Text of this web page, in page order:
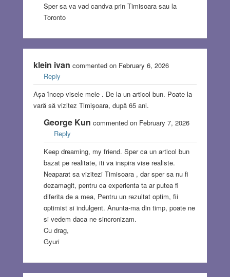
Sper sa va vad candva prin Timisoara sau la
Toronto
klein ivan commented on February 6, 2026
Reply
Așa încep visele mele . De la un articol bun. Poate la
vară să vizitez Timișoara, după 65 ani.
George Kun commented on February 7, 2026
Reply
Keep dreaming, my friend. Sper ca un articol bun
bazat pe realitate, iti va inspira vise realiste.
Neaparat sa vizitezi Timisoara , dar sper sa nu fi
dezamagit, pentru ca experienta ta ar putea fi
diferita de a mea, Pentru un rezultat optim, fii
optimist si indulgent. Anunta-ma din timp, poate ne
si vedem daca ne sincronizam.
Cu drag,
Gyuri